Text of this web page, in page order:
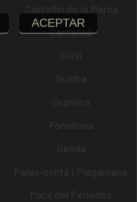
Castellví de la Marca
Castellolí
Gurb
Gualba
Granera
Fonollosa
Gelida
Palau-solità i Plegamans
Pacs del Penedès
ACEPTAR